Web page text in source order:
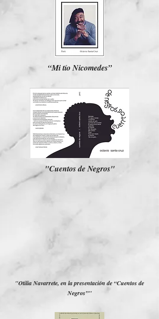
“Mi tío Nicomedes”
"Cuentos de Negros"
"Otilia Navarrete, en la presentación de “Cuentos de
Negros”"